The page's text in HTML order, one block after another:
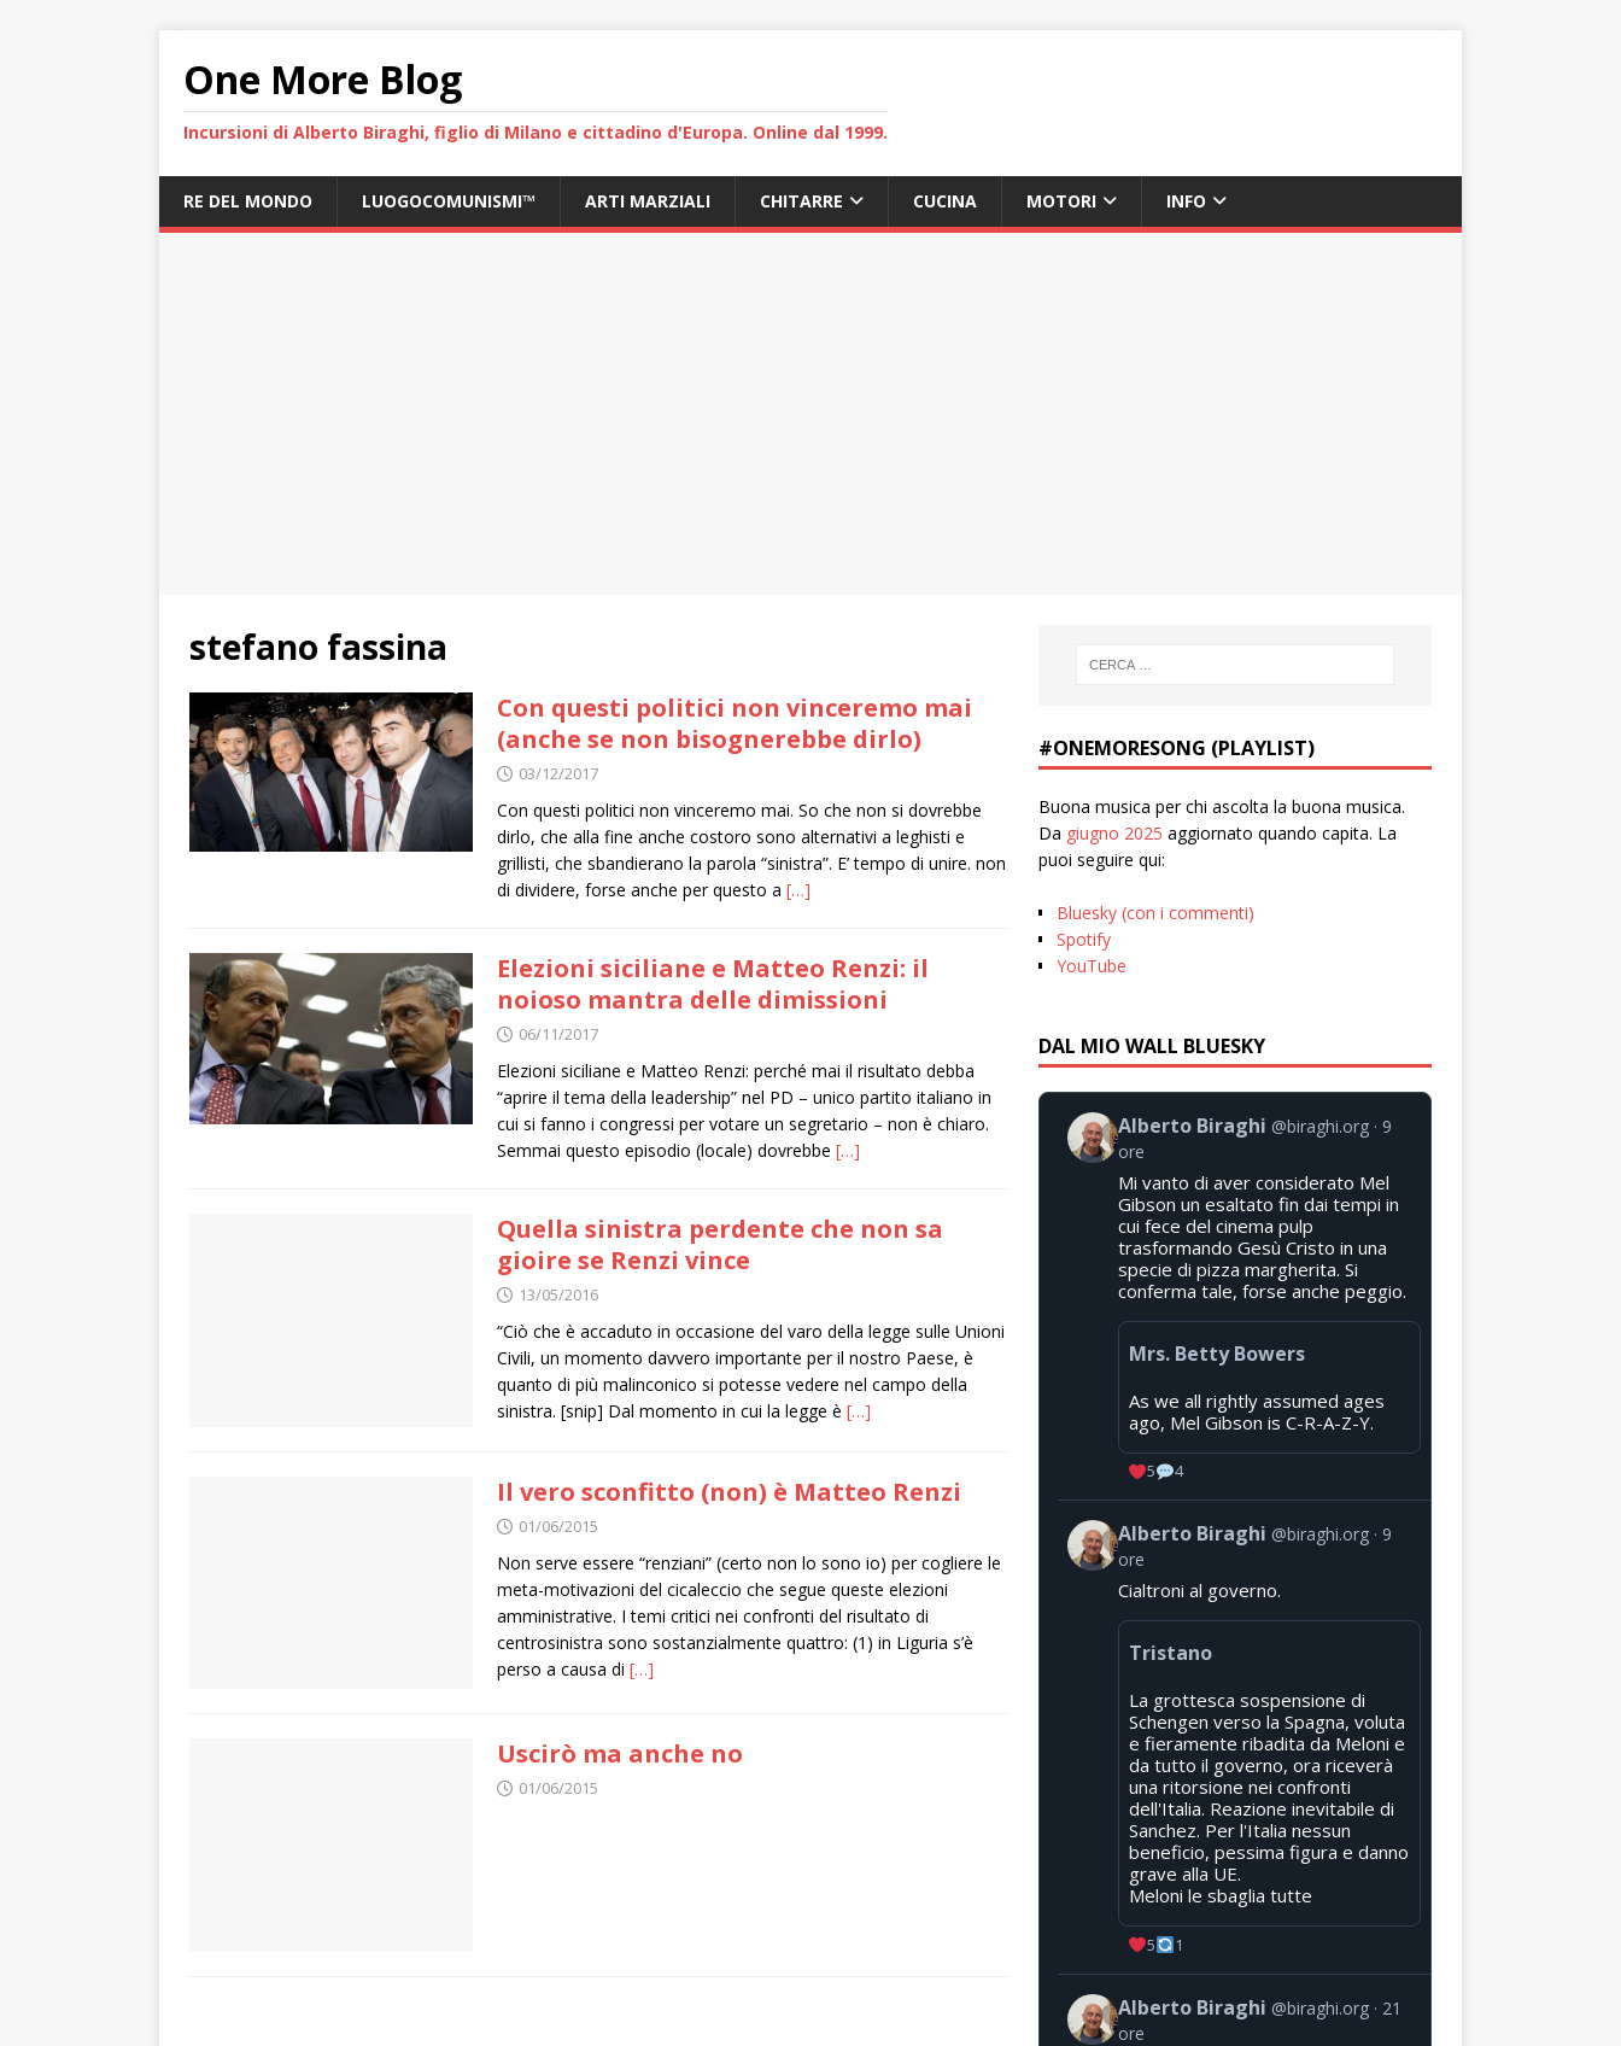
One More Blog
Incursioni di Alberto Biraghi, figlio di Milano e cittadino d'Europa. Online dal 1999.
RE DEL MONDO LUOGOCOMUNISMI™ ARTI MARZIALI CHITARRE CUCINA MOTORI INFO
stefano fassina
Con questi politici non vinceremo mai
(anche se non bisognerebbe dirlo)
03/12/2017
Con questi politici non vinceremo mai. So che non si dovrebbe
dirlo, che alla fine anche costoro sono alternativi a leghisti e
grillisti, che sbandierano la parola “sinistra”. E’ tempo di unire. non
di dividere, forse anche per questo a […]
Elezioni siciliane e Matteo Renzi: il
noioso mantra delle dimissioni
06/11/2017
Elezioni siciliane e Matteo Renzi: perché mai il risultato debba
“aprire il tema della leadership” nel PD – unico partito italiano in
cui si fanno i congressi per votare un segretario – non è chiaro.
Semmai questo episodio (locale) dovrebbe […]
Quella sinistra perdente che non sa
gioire se Renzi vince
13/05/2016
“Ciò che è accaduto in occasione del varo della legge sulle Unioni
Civili, un momento davvero importante per il nostro Paese, è
quanto di più malinconico si potesse vedere nel campo della
sinistra. [snip] Dal momento in cui la legge è […]
Il vero sconfitto (non) è Matteo Renzi
01/06/2015
Non serve essere “renziani” (certo non lo sono io) per cogliere le
meta-motivazioni del cicaleccio che segue queste elezioni
amministrative. I temi critici nei confronti del risultato di
centrosinistra sono sostanzialmente quattro: (1) in Liguria s’è
perso a causa di […]
Uscirò ma anche no
01/06/2015
#ONEMORESONG (PLAYLIST)
Buona musica per chi ascolta la buona musica.
Da giugno 2025 aggiornato quando capita. La
puoi seguire qui:
Bluesky (con i commenti)
Spotify
YouTube
DAL MIO WALL BLUESKY
Alberto Biraghi @biraghi.org
9
ore
Mi vanto di aver considerato Mel
Gibson un esaltato fin dai tempi in
cui fece del cinema pulp
trasformando Gesù Cristo in una
specie di pizza margherita. Si
conferma tale, forse anche peggio.
Mrs. Betty Bowers
As we all rightly assumed ages
ago, Mel Gibson is C-R-A-Z-Y.
5 4
Alberto Biraghi @biraghi.org
9
ore
Cialtroni al governo.
Tristano
La grottesca sospensione di
Schengen verso la Spagna, voluta
e fieramente ribadita da Meloni e
da tutto il governo, ora riceverà
una ritorsione nei confronti
dell'Italia. Reazione inevitabile di
Sanchez. Per l'Italia nessun
beneficio, pessima figura e danno
grave alla UE.
Meloni le sbaglia tutte
5 1
Alberto Biraghi @biraghi.org
21
ore